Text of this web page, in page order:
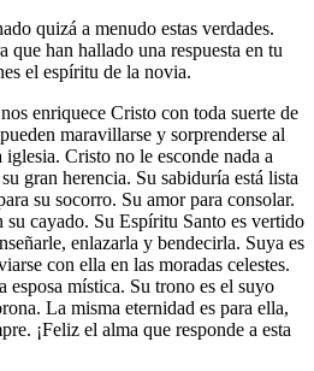
quizá a menudo estas verdades.
que han hallado una respuesta en tu
el espíritu de la novia.
enriquece Cristo con toda suerte de
maravillarse y sorprenderse al
Cristo no le esconde nada a
gran herencia. Su sabiduría está lista
su socorro. Su amor para consolar.
cayado. Su Espíritu Santo es vertido
enlazarla y bendecirla. Suya es
con ella en las moradas celestes.
esposa mística. Su trono es el suyo
La misma eternidad es para ella,
¡Feliz el alma que responde a esta